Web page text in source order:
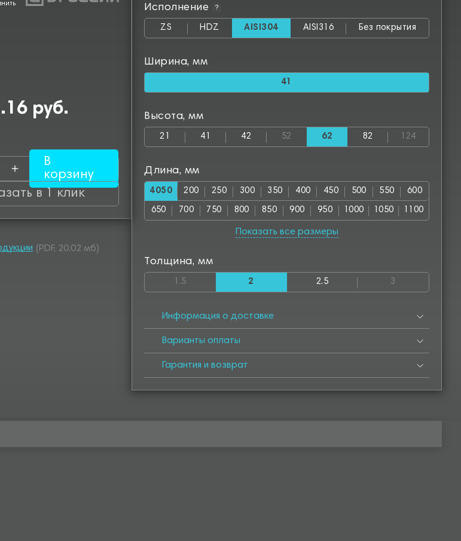
руб.
В
корзину
Заказать в 1 клик
(PDF, 20.02 мб)
Исполнение ?
ZS HDZ AISI304 AISI316 Без покрытия
Ширина, мм
41
Высота, мм
21 41 42 52 62 82 124
Длина, мм
4050 200 250 300 350 400 450 500 550 600
650 700 750 800 850 900 950 1000 1050 1100
1300 1350 1400
2500
Показать все размеры
Толщина, мм
1.5 2 2.5 3
Информация о доставке
Варианты оплаты
Гарантия и возврат